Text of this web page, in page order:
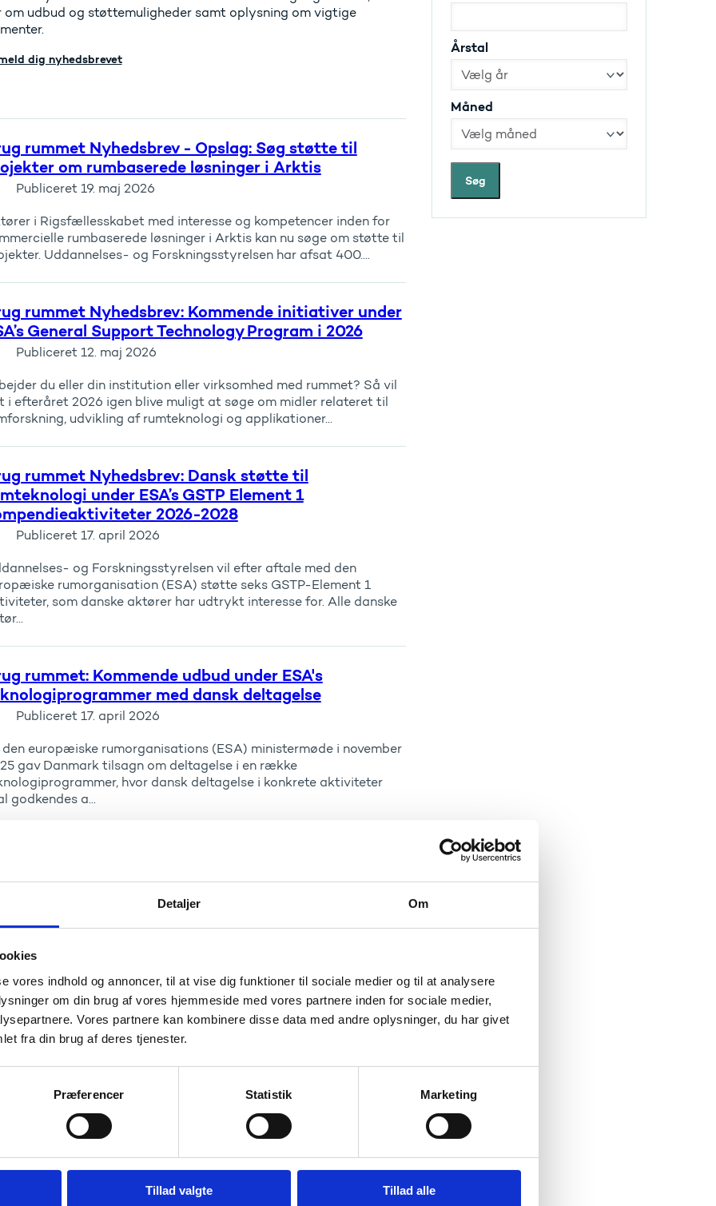
Detaljer Om
vores indhold og annoncer, til at vise dig funktioner til sociale medier og til at analysere
om din brug af vores hjemmeside med vores partnere inden for sociale medier,
Vores partnere kan kombinere disse data med andre oplysninger, du har givet
fra din brug af deres tjenester.
Præferencer Statistik Marketing
Tillad valgte Tillad alle
om udbud og støttemuligheder samt oplysning om vigtige
dig nyhedsbrevet
rummet Nyhedsbrev - Opslag: Søg støtte til
om rumbaserede løsninger i Arktis
Publiceret 19. maj 2026
i Rigsfællesskabet med interesse og kompetencer inden for
rumbaserede løsninger i Arktis kan nu søge om støtte til
Uddannelses- og Forskningsstyrelsen har afsat 400....
rummet Nyhedsbrev: Kommende initiativer under
General Support Technology Program i 2026
Publiceret 12. maj 2026
du eller din institution eller virksomhed med rummet? Så vil
i efteråret 2026 igen blive muligt at søge om midler relateret til
udvikling af rumteknologi og applikationer...
rummet Nyhedsbrev: Dansk støtte til
under ESA’s GSTP Element 1
2026-2028
Publiceret 17. april 2026
og Forskningsstyrelsen vil efter aftale med den
rumorganisation (ESA) støtte seks GSTP-Element 1
som danske aktører har udtrykt interesse for. Alle danske
rummet: Kommende udbud under ESA's
med dansk deltagelse
Publiceret 17. april 2026
den europæiske rumorganisations (ESA) ministermøde i november
gav Danmark tilsagn om deltagelse i en række
hvor dansk deltagelse i konkrete aktiviteter
godkendes a...
for lancering af en række aktiviteter præsenterer European
Earth Observation (ERS-EO) og tilbyder danske aktører 1:1
Space Agency (ESA) og Uddannelses- og
(UFM) er værter ved ESA’s årlige event om
af rumteknologi til udforskning af bl.a. månen og
Space for In...
Årstal
Måned
Søg